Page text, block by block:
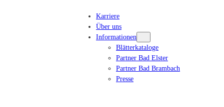
Karriere
Über uns
Informationen
Blätterkataloge
Partner Bad Elster
Partner Bad Brambach
Presse